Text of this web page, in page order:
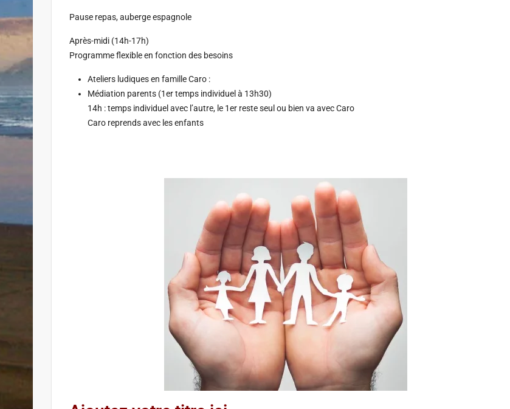
Pause repas, auberge espagnole
Après-midi (14h-17h)
Programme flexible en fonction des besoins
Ateliers ludiques en famille Caro :
Médiation parents (1er temps individuel à 13h30)
14h : temps individuel avec l’autre, le 1er reste seul ou bien va avec Caro
Caro reprends avec les enfants